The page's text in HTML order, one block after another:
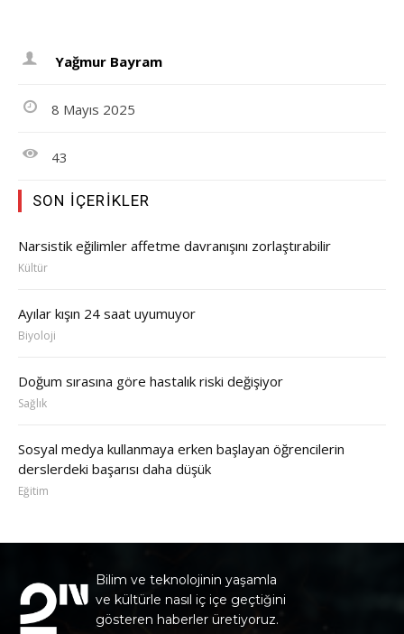
Yağmur Bayram
8 Mayıs 2025
43
SON İÇERIKLER
Narsistik eğilimler affetme davranışını zorlaştırabilir
Kültür
Ayılar kışın 24 saat uyumuyor
Biyoloji
Doğum sırasına göre hastalık riski değişiyor
Sağlık
Sosyal medya kullanmaya erken başlayan öğrencilerin
derslerdeki başarısı daha düşük
Eğitim
Bilim ve teknolojinin yaşamla
ve kültürle nasıl iç içe geçtiğini
gösteren haberler üretiyoruz.